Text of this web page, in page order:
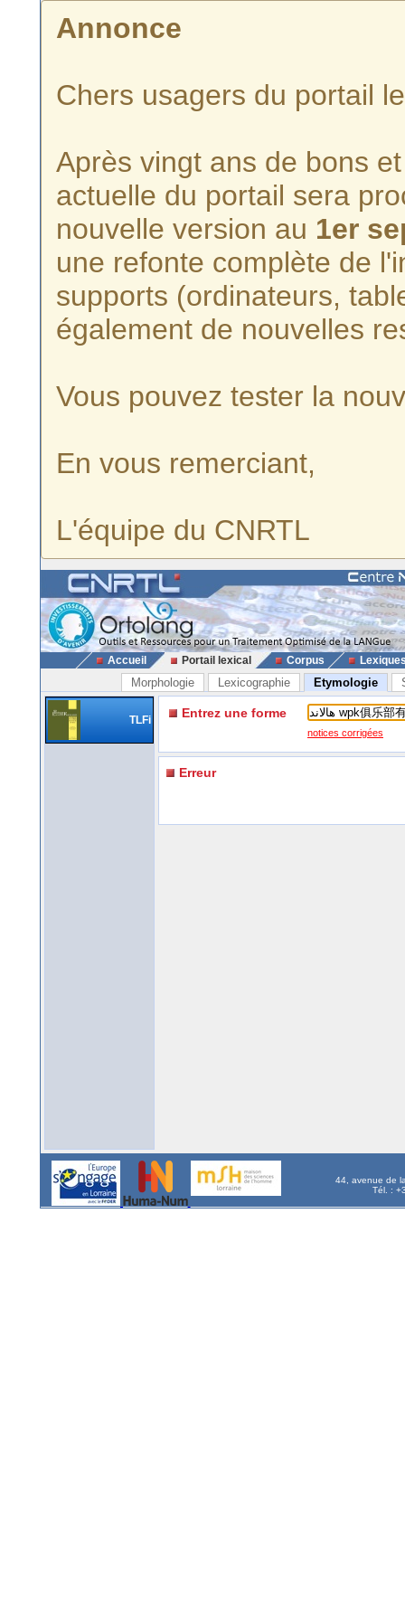
Annonce
Chers usagers du portail
Après vingt ans de bons
actuelle du portail sera
nouvelle version au 1er
une refonte complète de
supports (ordinateurs,
également de nouvelles
Vous pouvez tester la
En vous remerciant,
L'équipe du CNRTL
Accueil Portail lexical Corpus
Morphologie Lexicographie Etymologie
TLFi Entrez une forme
notices corrigées
Erreur
44, avenue de
Tél. :